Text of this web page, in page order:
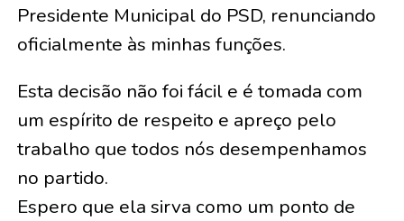
Presidente Municipal do PSD, renunciando
oficialmente às minhas funções.
Esta decisão não foi fácil e é tomada com
um espírito de respeito e apreço pelo
trabalho que todos nós desempenhamos
no partido.
Espero que ela sirva como um ponto de